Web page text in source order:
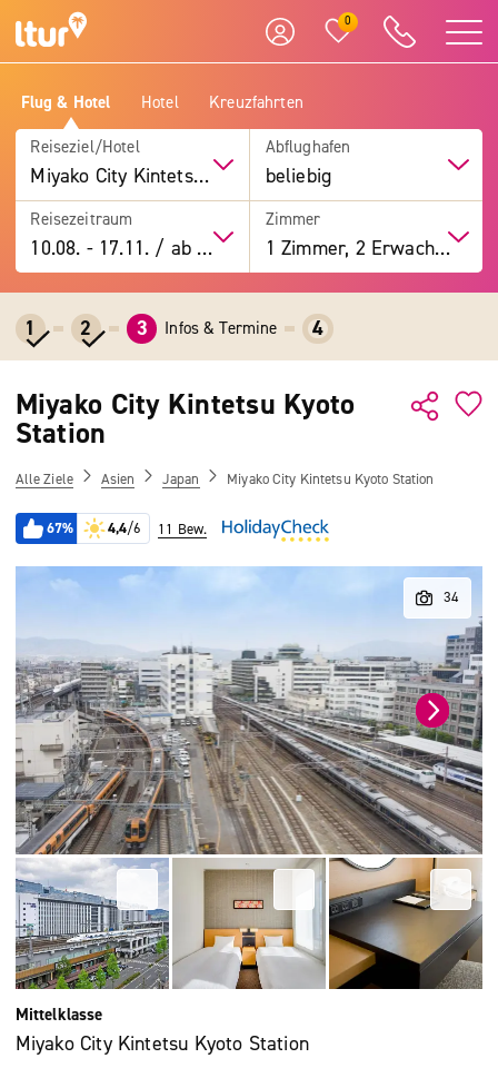
0
Flug & Hotel Hotel Kreuzfahrten
Reiseziel/Hotel
Miyako City Kintetsu Kyoto Station
Abflughafen
beliebig
Reisezeitraum
10.08. -17.11. / ab 7 Tage
Zimmer
1 Zimmer, 2 Erwachsene
1 2 3 Infos & Termine 4
Miyako City Kintetsu Kyoto
Station
Alle Ziele Asien Japan Miyako City Kintetsu Kyoto Station
67% 4,4/6 11 Bew.
Mittelklasse
Miyako City Kintetsu Kyoto Station